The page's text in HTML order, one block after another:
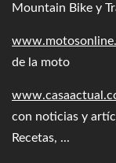
Mountain Bike y
de la moto
con noticias y
Recetas, ...